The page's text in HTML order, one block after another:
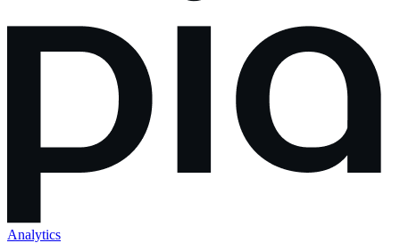
Analytics